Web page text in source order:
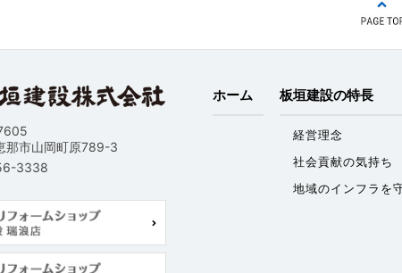
那市山岡町原789-3
3338
ホーム 板垣建設の特長
経営理念
社会貢献の気持ち
地域のインフラを